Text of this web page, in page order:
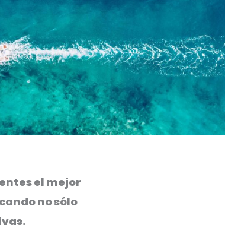
el mejor
no sólo